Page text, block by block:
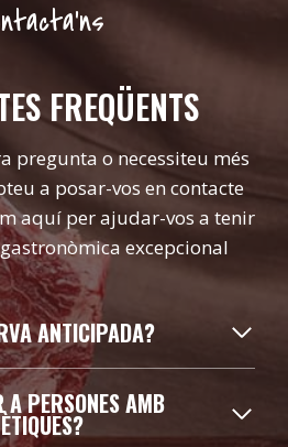
FREQÜENTS
pregunta o necessiteu més
a posar-vos en contacte
aquí per ajudar-vos a tenir
excepcional
ANTICIPADA?
A PERSONES AMB